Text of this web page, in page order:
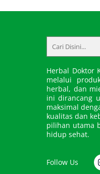
Herbal Doktor
melalui
herbal, dan
ini dirancang
maksimal
kualitas dan
pilihan utama
hidup sehat.
Follow Us